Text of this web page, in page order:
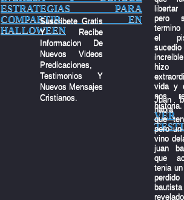
ESTRATEGIAS PARA
COMPARTIR EN
HALLOWEEN
Suscribete Gratis
Y Recibe
Informacion De
Nuevos Videos
Predicaciones,
Testimonios Y
Nuevos Mensajes
Cristianos.
pero
el
vida y
nos
historia.
VER
Juan
habia
que
pero
vino
juan
que
tenia